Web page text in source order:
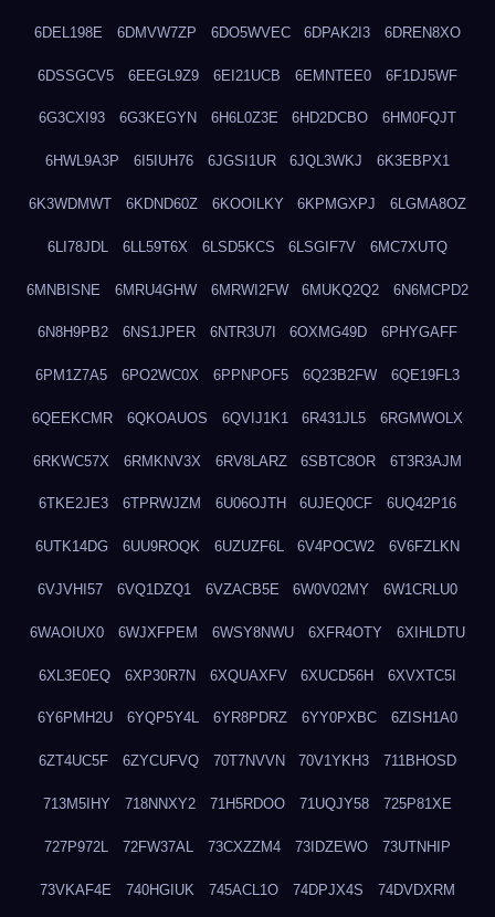
6DEL198E 6DMVW7ZP 6DO5WVEC 6DPAK2I3 6DREN8XO
6DSSGCV5 6EEGL9Z9 6EI21UCB 6EMNTEE0 6F1DJ5WF
6G3CXI93 6G3KEGYN 6H6L0Z3E 6HD2DCBO 6HM0FQJT
6HWL9A3P 6I5IUH76 6JGSI1UR 6JQL3WKJ 6K3EBPX1
6K3WDMWT 6KDND60Z 6KOOILKY 6KPMGXPJ 6LGMA8OZ
6LI78JDL 6LL59T6X 6LSD5KCS 6LSGIF7V 6MC7XUTQ
6MNBISNE 6MRU4GHW 6MRWI2FW 6MUKQ2Q2 6N6MCPD2
6N8H9PB2 6NS1JPER 6NTR3U7I 6OXMG49D 6PHYGAFF
6PM1Z7A5 6PO2WC0X 6PPNPOF5 6Q23B2FW 6QE19FL3
6QEEKCMR 6QKOAUOS 6QVIJ1K1 6R431JL5 6RGMWOLX
6RKWC57X 6RMKNV3X 6RV8LARZ 6SBTC8OR 6T3R3AJM
6TKE2JE3 6TPRWJZM 6U06OJTH 6UJEQ0CF 6UQ42P16
6UTK14DG 6UU9ROQK 6UZUZF6L 6V4POCW2 6V6FZLKN
6VJVHI57 6VQ1DZQ1 6VZACB5E 6W0V02MY 6W1CRLU0
6WAOIUX0 6WJXFPEM 6WSY8NWU 6XFR4OTY 6XIHLDTU
6XL3E0EQ 6XP30R7N 6XQUAXFV 6XUCD56H 6XVXTC5I
6Y6PMH2U 6YQP5Y4L 6YR8PDRZ 6YY0PXBC 6ZISH1A0
6ZT4UC5F 6ZYCUFVQ 70T7NVVN 70V1YKH3 711BHOSD
713M5IHY 718NNXY2 71H5RDOO 71UQJY58 725P81XE
727P972L 72FW37AL 73CXZZM4 73IDZEWO 73UTNHIP
73VKAF4E 740HGIUK 745ACL1O 74DPJX4S 74DVDXRM